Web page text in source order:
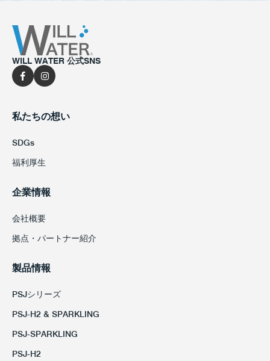
WILL WATER 公式SNS
私たちの想い
SDGs
福利厚生
企業情報
会社概要
拠点・パートナー紹介
製品情報
PSJシリーズ
PSJ-H2 & SPARKLING
PSJ-SPARKLING
PSJ-H2